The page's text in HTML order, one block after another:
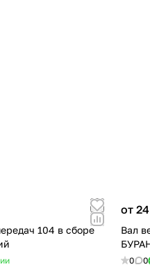
104 в сборе
от
Вал
0 0